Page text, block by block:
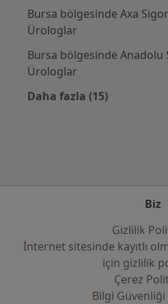
Bursa bölgesinde Axa
Ürologlar
Bursa bölgesinde Anadolu
Ürologlar
Daha fazla (15)
Biz
Gizlilik
İnternet sitesinde kayıtlı
i̇çin gizlilik
Çerez
Bilgi Güvenliği